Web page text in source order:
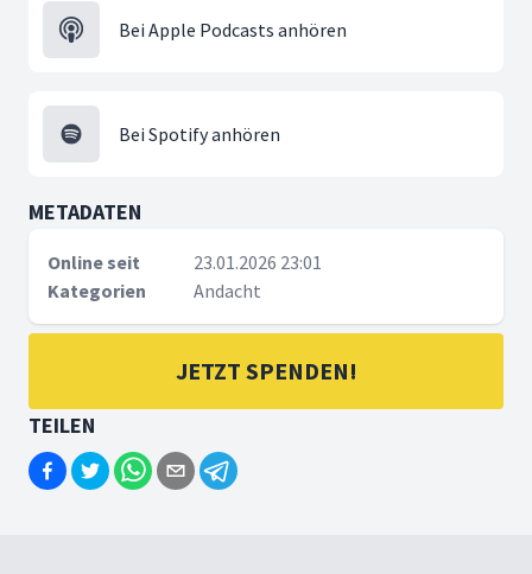
Bei Apple Podcasts anhören
Bei Spotify anhören
METADATEN
Online seit
23.01.2026 23:01
Kategorien
Andacht
JETZT SPENDEN!
TEILEN